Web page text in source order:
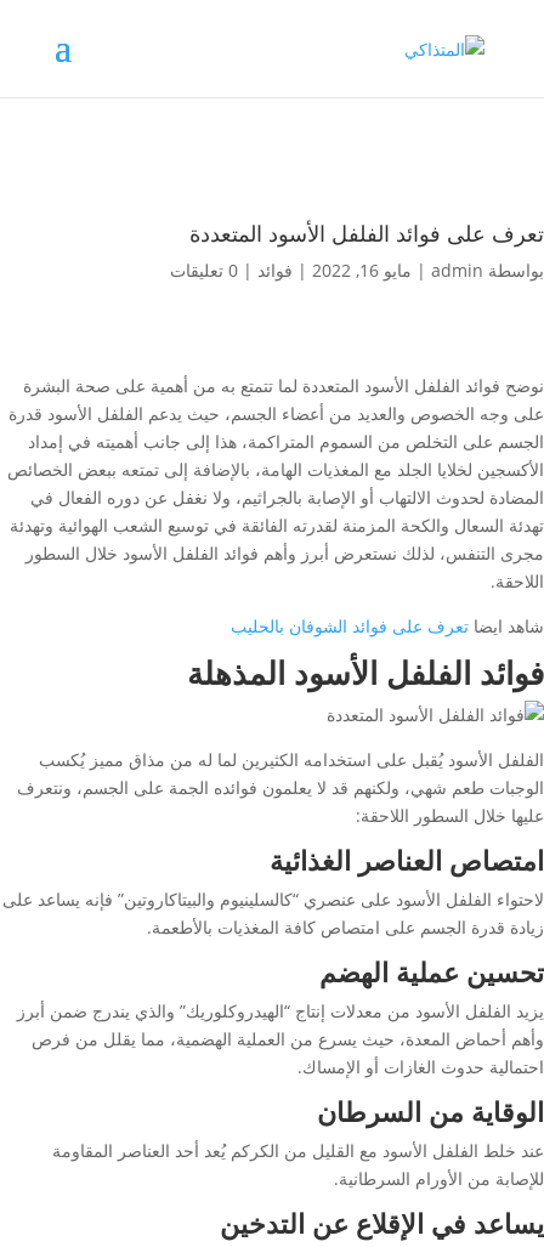
تعرف على فوائد الفلفل الأسود المتعددة
بواسطة admin
| مايو 16, 2022 | فوائد | 0 تعليقات
نوضح فوائد الفلفل الأسود المتعددة لما تتمتع به من أهمية على صحة البشرة
على وجه الخصوص والعديد من أعضاء الجسم، حيث يدعم الفلفل الأسود قدرة
الجسم على التخلص من السموم المتراكمة، هذا إلى جانب أهميته في إمداد
الأكسجين لخلايا الجلد مع المغذيات الهامة، بالإضافة إلى تمتعه ببعض الخصائص
المضادة لحدوث الالتهاب أو الإصابة بالجراثيم، ولا نغفل عن دوره الفعال في
تهدئة السعال والكحة المزمنة لقدرته الفائقة في توسيع الشعب الهوائية وتهدئة
مجرى التنفس، لذلك نستعرض أبرز وأهم فوائد الفلفل الأسود خلال السطور
اللاحقة.
شاهد ايضا تعرف على فوائد الشوفان بالحليب
فوائد الفلفل الأسود المذهلة
الفلفل الأسود يُقبل على استخدامه الكثيرين لما له من مذاق مميز يُكسب
الوجبات طعم شهي، ولكنهم قد لا يعلمون فوائده الجمة على الجسم، ونتعرف
عليها خلال السطور اللاحقة:
امتصاص العناصر الغذائية
لاحتواء الفلفل الأسود على عنصري “كالسلينيوم والبيتاكاروتين” فإنه يساعد على
زيادة قدرة الجسم على امتصاص كافة المغذيات بالأطعمة.
تحسين عملية الهضم
يزيد الفلفل الأسود من معدلات إنتاج “الهيدروكلوريك” والذي يندرج ضمن أبرز
وأهم أحماض المعدة، حيث يسرع من العملية الهضمية، مما يقلل من فرص
احتمالية حدوث الغازات أو الإمساك.
الوقاية من السرطان
عند خلط الفلفل الأسود مع القليل من الكركم يُعد أحد العناصر المقاومة
للإصابة من الأورام السرطانية.
يساعد في الإقلاع عن التدخين